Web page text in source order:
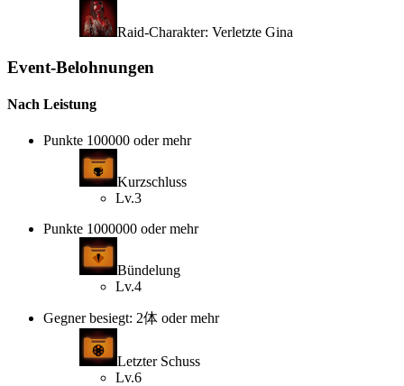
Raid-Charakter: Verletzte Gina
Event-Belohnungen
Nach Leistung
Punkte 100000 oder mehr
Kurzschluss
Lv.3
Punkte 1000000 oder mehr
Bündelung
Lv.4
Gegner besiegt: 2体 oder mehr
Letzter Schuss
Lv.6